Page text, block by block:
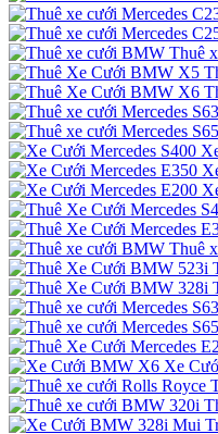
Thuê
Thuê
Xe